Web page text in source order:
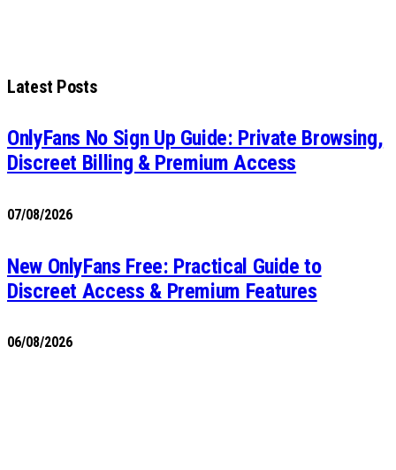
Latest Posts
OnlyFans No Sign Up Guide: Private Browsing,
Discreet Billing & Premium Access
07/08/2026
New OnlyFans Free: Practical Guide to
Discreet Access & Premium Features
06/08/2026